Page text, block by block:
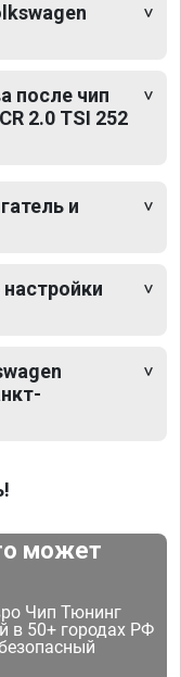
после чип
2.0 TSI 252
и
может
Чип Тюнинг
в 50+ городах РФ